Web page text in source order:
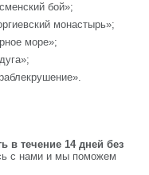
бой»;
монастырь»;
море»;
в течение 14 дней без
с нами и мы поможем